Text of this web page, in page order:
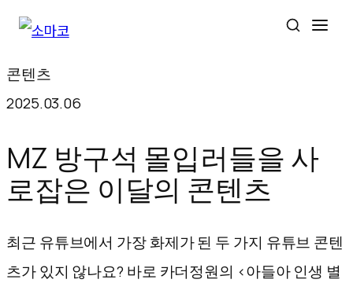
텐
츠
로
바
로
가
기
콘텐츠
2025.03.06
MZ 방구석 몰입러들을 사
로잡은 이달의 콘텐츠
최근 유튜브에서 가장 화제가 된 두 가지 유튜브 콘텐
츠가 있지 않나요? 바로 카더정원의 <아들아 인생 별